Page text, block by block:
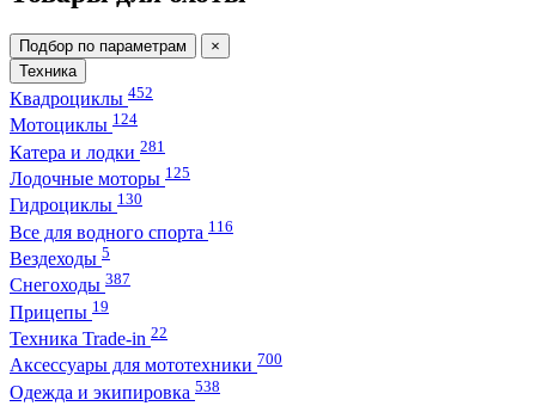
Подбор по параметрам
×
Техника
Квадроциклы 452
Мотоциклы 124
Катера и лодки 281
Лодочные моторы 125
Гидроциклы 130
Все для водного спорта 116
Вездеходы 5
Снегоходы 387
Прицепы 19
Техника Trade-in 22
Аксессуары для мототехники 700
Одежда и экипировка 538